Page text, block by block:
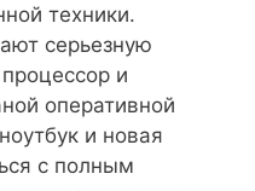
техники.
серьезную
и
оперативной
и новая
с полным